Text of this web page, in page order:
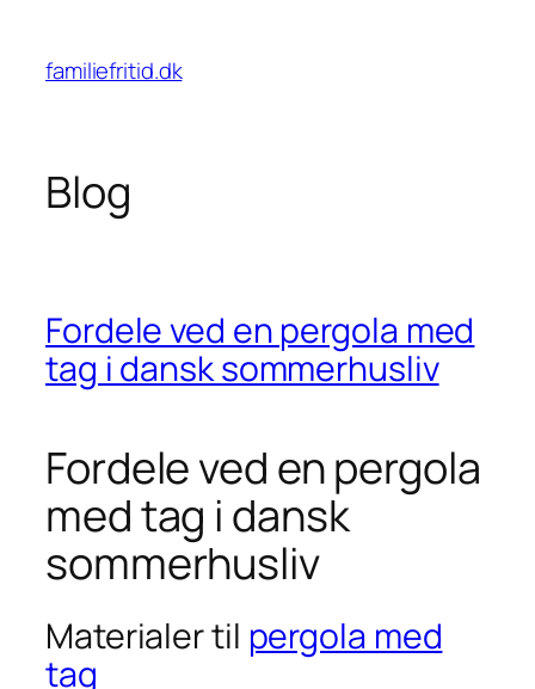
indhold
familiefritid.dk
Blog
Fordele ved en pergola med
tag i dansk sommerhusliv
Fordele ved en pergola
med tag i dansk
sommerhusliv
Materialer til pergola med
tag